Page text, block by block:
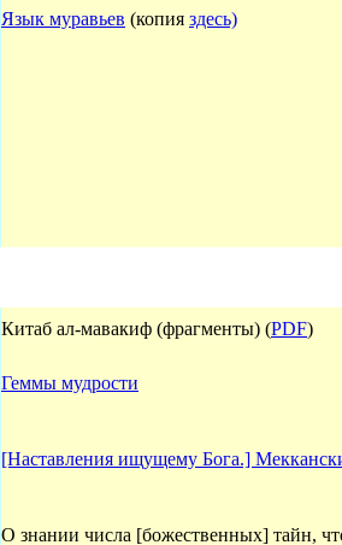
Язык муравьев (копия здесь)
Китаб ал-мавакиф (фрагменты) (PDF)
Геммы мудрости
[Наставления ищущему Бога.]
О знании числа [божественных] тайн,